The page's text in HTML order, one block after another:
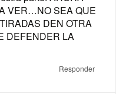
VER…NO SEA QUE
DEN OTRA
DEFENDER LA
Responder